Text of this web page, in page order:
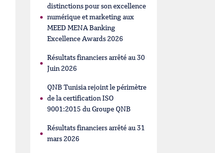
distinctions pour son excellence
numérique et marketing aux
MEED MENA Banking
Excellence Awards 2026
Résultats financiers arrêté au 30
Juin 2026
QNB Tunisia rejoint le périmètre
de la certification ISO
9001:2015 du Groupe QNB
Résultats financiers arrêté au 31
mars 2026